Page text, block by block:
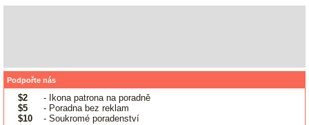
Podpořte nás
$2
- Ikona patrona na poradně
$5
- Poradna bez reklam
$10
- Soukromé poradenství